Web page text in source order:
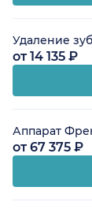
Удаление
от 14 135 ₽
Аппарат
от 67 375 ₽